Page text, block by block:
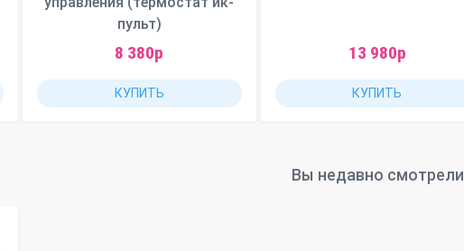
пульт)
8 380р
КУПИТЬ
13 980р
КУПИТЬ
Вы недавно смотрели